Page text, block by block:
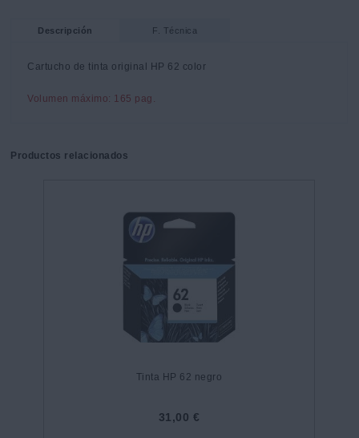
Descripción F. Técnica
Cartucho de tinta original HP 62 color
Volumen máximo: 165 pag.
Productos relacionados
Tinta HP 62 negro
31,00 €